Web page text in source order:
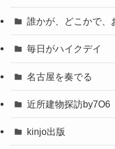
誰かが、どこかで、
毎日がハイクデイ
名古屋を奏でる
近所建物探訪by7O6
kinjo出版